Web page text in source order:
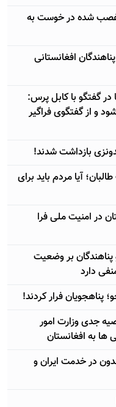
غصب شده در خوست به
افغانستانی
در گفتگو با کابل پرس:
و از گفتگوی فراگیر
بازداشت شدند!
آيا مردم باید برای
در امنیت ملی فرا
پناهندگان بر وضعیت
دارد
جدی وزارت امور
ها به افغانستان
در خدمت ایران و